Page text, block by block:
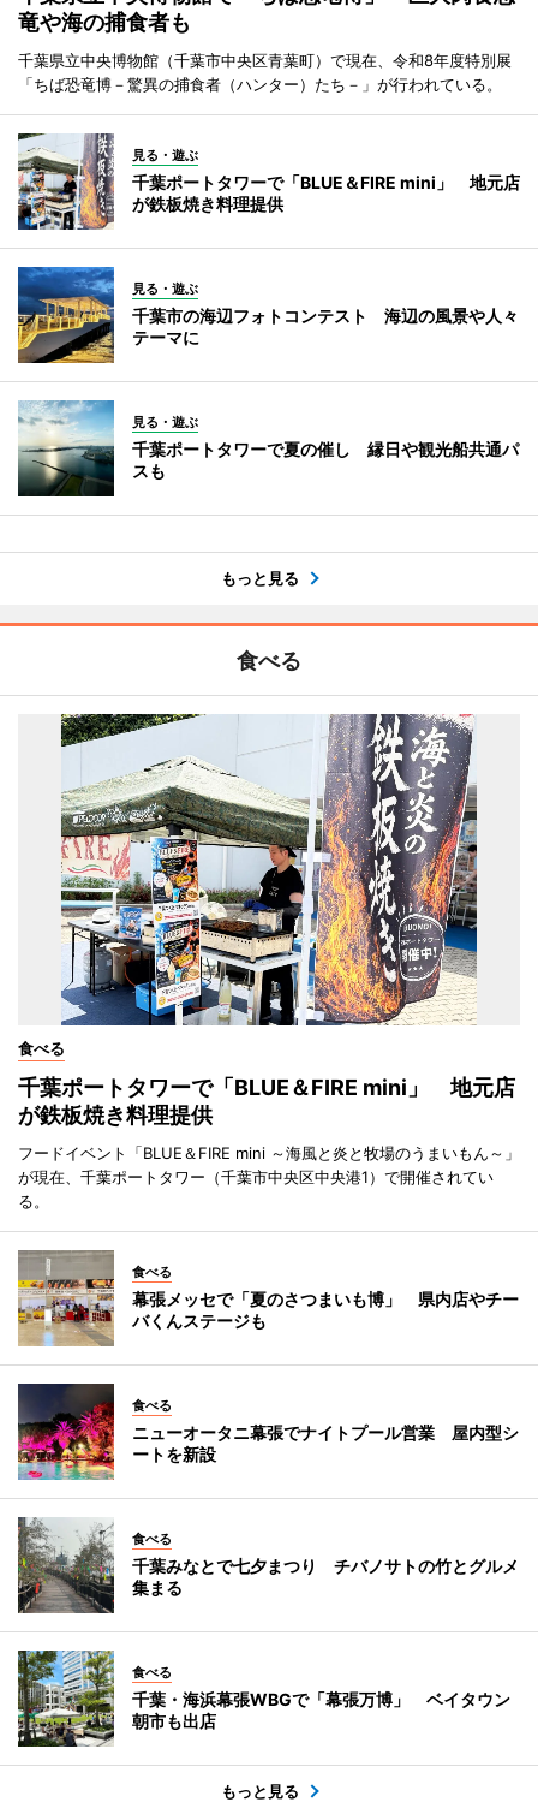
竜や海の捕食者も
千葉県立中央博物館（千葉市中央区青葉町）で現在、令和8年度特別展
「ちば恐竜博－驚異の捕食者（ハンター）たち－」が行われている。
見る・遊ぶ
千葉ポートタワーで「BLUE＆FIRE mini」 地元店
が鉄板焼き料理提供
見る・遊ぶ
千葉市の海辺フォトコンテスト 海辺の風景や人々
テーマに
見る・遊ぶ
千葉ポートタワーで夏の催し 縁日や観光船共通パ
スも
もっと見る
食べる
食べる
千葉ポートタワーで「BLUE＆FIRE mini」 地元店
が鉄板焼き料理提供
フードイベント「BLUE＆FIRE mini ～海風と炎と牧場のうまいもん～」
が現在、千葉ポートタワー（千葉市中央区中央港1）で開催されてい
る。
食べる
幕張メッセで「夏のさつまいも博」 県内店やチー
バくんステージも
食べる
ニューオータニ幕張でナイトプール営業 屋内型シ
ートを新設
食べる
千葉みなとで七夕まつり チバノサトの竹とグルメ
集まる
食べる
千葉・海浜幕張WBGで「幕張万博」 ベイタウン
朝市も出店
もっと見る